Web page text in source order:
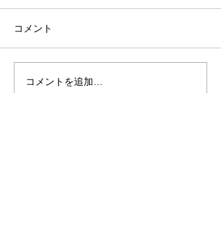
糸島で失敗しない！塾選
コメント
コメントを追加…